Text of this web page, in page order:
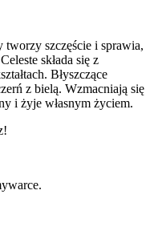
szczęście i sprawia,
składa się z
Błyszczące
z bielą. Wzmacniają się
i żyje własnym życiem.